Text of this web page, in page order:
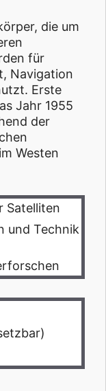
die um
für
Navigation
Erste
Jahr 1955
der
Westen
Satelliten
und Technik